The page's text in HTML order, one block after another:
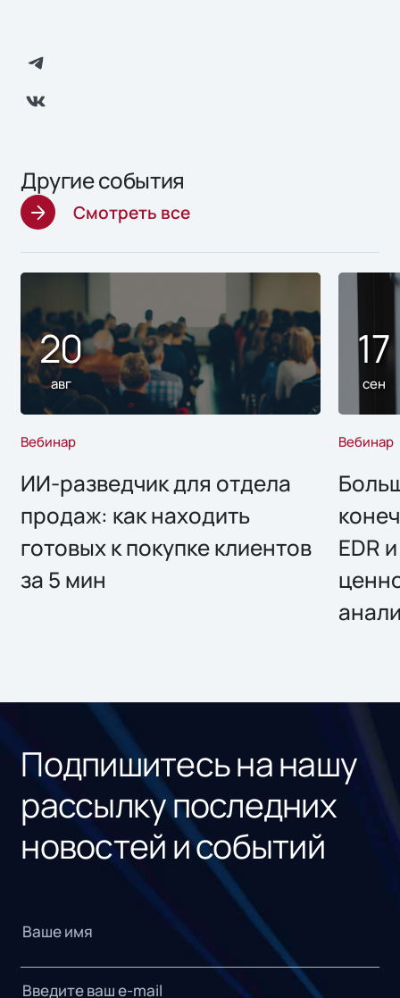
Другие события
Смотреть все
20
авг
Вебинар
ИИ-разведчик для отдела
продаж: как находить
готовых к покупке клиентов
за 5 мин
17
сен
Вебинар
EDR
Подпишитесь на нашу
рассылку последних
новостей и событий